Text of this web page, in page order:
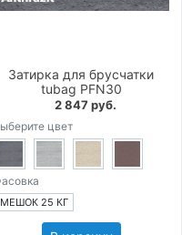
Затирка для брусчатки
tubag PFN30
2 847 руб.
цвет
МЕШОК 25 КГ